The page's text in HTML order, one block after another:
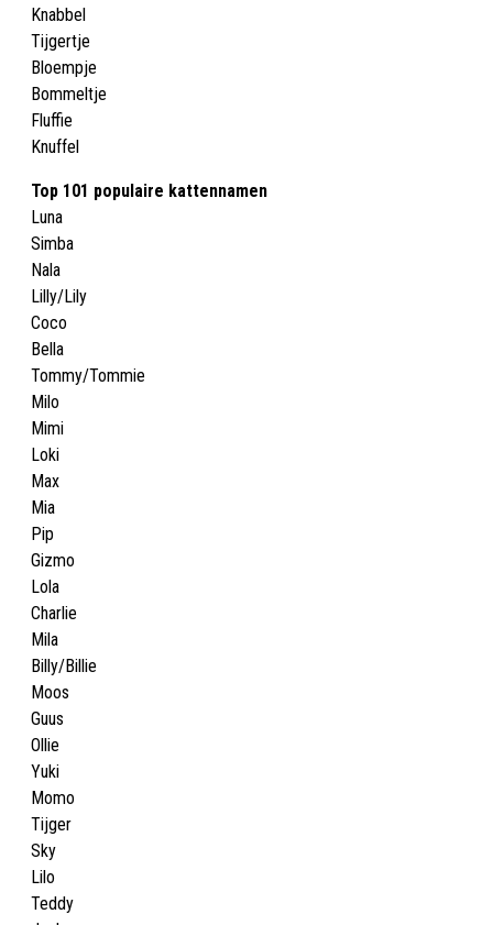
Knabbel
Tijgertje
Bloempje
Bommeltje
Fluffie
Knuffel
Top 101 populaire kattennamen
Luna
Simba
Nala
Lilly/Lily
Coco
Bella
Tommy/Tommie
Milo
Mimi
Loki
Max
Mia
Pip
Gizmo
Lola
Charlie
Mila
Billy/Billie
Moos
Guus
Ollie
Yuki
Momo
Tijger
Sky
Lilo
Teddy